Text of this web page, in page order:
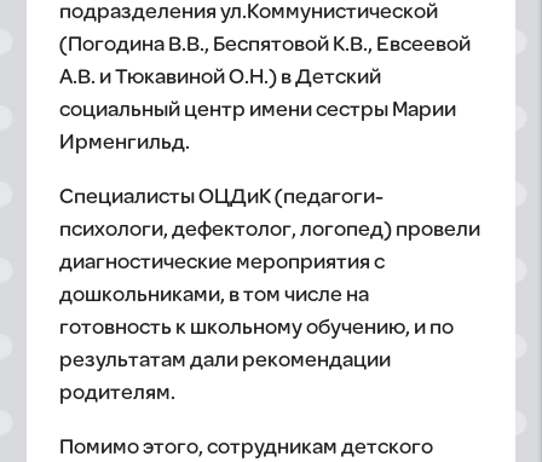
подразделения ул.Коммунистической
(Погодина В.В., Беспятовой К.В., Евсеевой
А.В. и Тюкавиной О.Н.) в Детский
социальный центр имени сестры Марии
Ирменгильд.
Специалисты ОЦДиК (педагоги-
психологи, дефектолог, логопед) провели
диагностические мероприятия с
дошкольниками, в том числе на
готовность к школьному обучению, и по
результатам дали рекомендации
родителям.
Помимо этого, сотрудникам детского